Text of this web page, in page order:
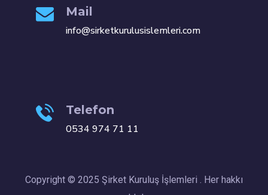
Mail
info@sirketkurulusislemleri.com
Telefon
0534 974 71 11
Copyright © 2025 Şirket Kuruluş İşlemleri . Her hakkı